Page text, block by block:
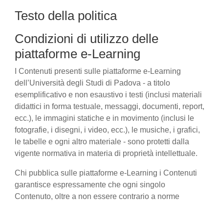
Testo della politica
Condizioni di utilizzo delle
piattaforme e-Learning
I Contenuti presenti sulle piattaforme e-Learning
dell’Università degli Studi di Padova - a titolo
esemplificativo e non esaustivo i testi (inclusi materiali
didattici in forma testuale, messaggi, documenti, report,
ecc.), le immagini statiche e in movimento (inclusi le
fotografie, i disegni, i video, ecc.), le musiche, i grafici,
le tabelle e ogni altro materiale - sono protetti dalla
vigente normativa in materia di proprietà intellettuale.
Chi pubblica sulle piattaforme e-Learning i Contenuti
garantisce espressamente che ogni singolo
Contenuto, oltre a non essere contrario a norme